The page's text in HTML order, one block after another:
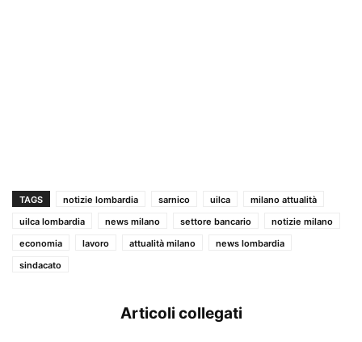
TAGS notizie lombardia sarnico uilca
milano attualità
uilca lombardia
news milano settore bancario
notizie milano
economia
lavoro attualità milano
news lombardia
sindacato
Articoli collegati